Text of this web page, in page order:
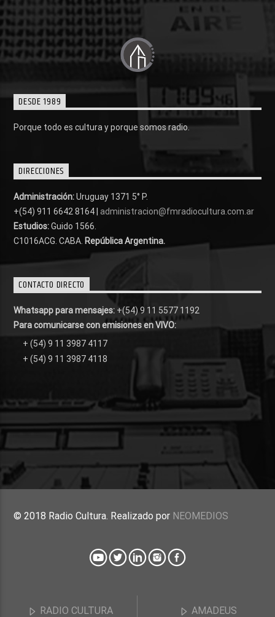
RADIO CULTURA AMADEUS
DESDE 1989
Porque todo es cultura y porque somos radio.
DIRECCIONES
Administración:Uruguay 1371 5° P.
+(54) 911 6642 8164 | administracion@fmradiocultura.com.ar
Estudios:Guido 1566.
C1016ACG . CABA. República Argentina.
CONTACTO DIRECTO
Whatsapp para mensajes: +(54) 9 11 5577 1192
Para comunicarse con emisiones en VIVO:
+ (54) 9 11 3987 4117
+ (54) 9 11 3987 4118
© 2018 Radio Cultura. Realizado por NEOMEDIOS